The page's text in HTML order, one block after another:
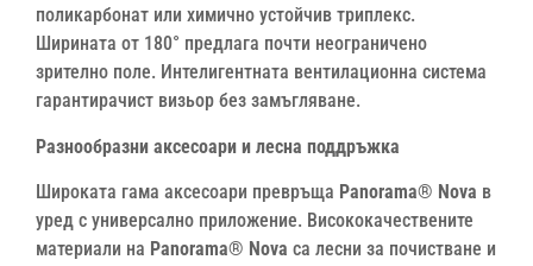
поликарбонат или химично устойчив триплекс.
Ширината от 180° предлага почти неограничено
зрително поле. Интелигентната вентилационна система
гарантирачист визьор без замъгляване.
Разнообразни аксесоари и лесна поддръжка
Широката гама аксесоари превръща Panorama® Nova в
уред с универсално приложение. Висококачествените
материали на Panorama® Nova са лесни за почистване и